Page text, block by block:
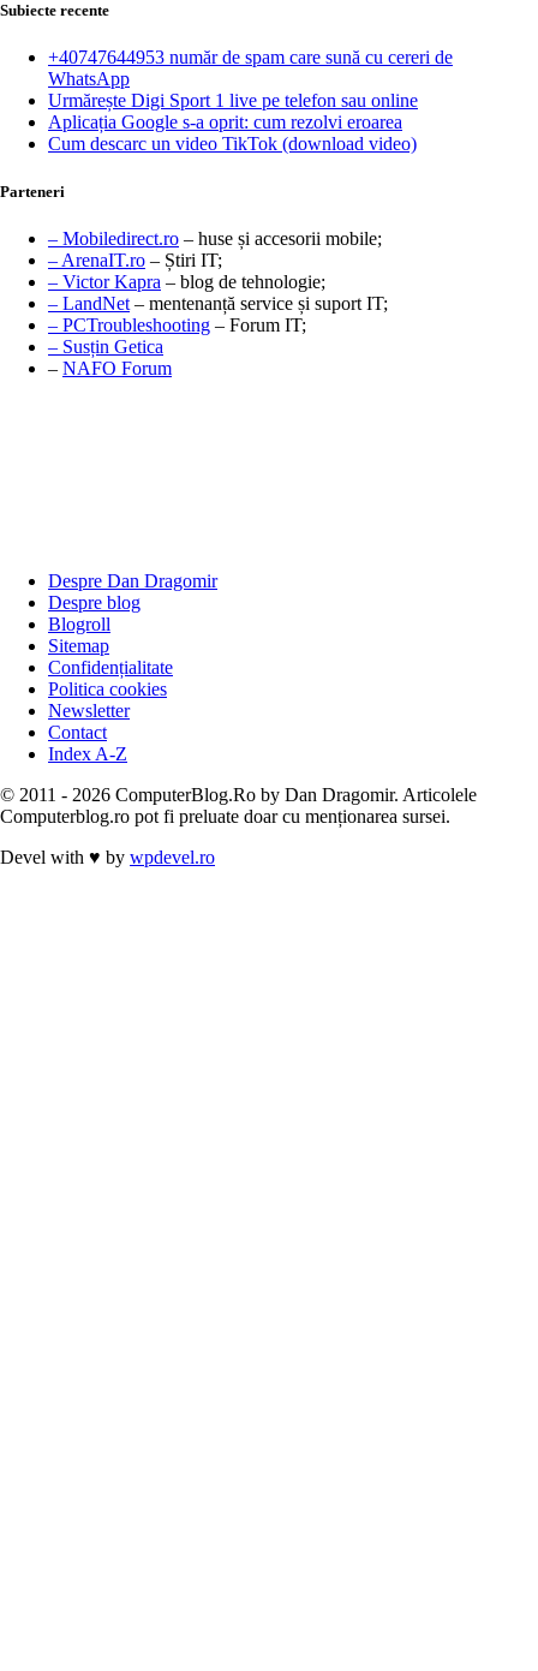
Subiecte recente
+40747644953 număr de spam care sună cu cereri de
WhatsApp
Urmărește Digi Sport 1 live pe telefon sau online
Aplicația Google s-a oprit: cum rezolvi eroarea
Cum descarc un video TikTok (download video)
Parteneri
– Mobiledirect.ro – huse și accesorii mobile;
– ArenaIT.ro – Știri IT;
– Victor Kapra – blog de tehnologie;
– LandNet – mentenanță service și suport IT;
– PCTroubleshooting – Forum IT;
– Susțin Getica
– NAFO Forum
Despre Dan Dragomir
Despre blog
Blogroll
Sitemap
Confidențialitate
Politica cookies
Newsletter
Contact
Index A-Z
© 2011 - 2026 ComputerBlog.Ro by Dan Dragomir. Articolele
Computerblog.ro pot fi preluate doar cu menționarea sursei.
Devel with ♥ by wpdevel.ro